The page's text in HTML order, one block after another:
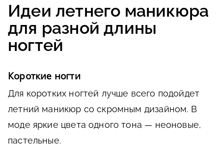
Идеи летнего маникюра
для разной длины
ногтей
Короткие ногти
Для коротких ногтей лучше всего подойдет
летний маникюр со скромным дизайном. В
моде яркие цвета одного тона — неоновые,
пастельные.